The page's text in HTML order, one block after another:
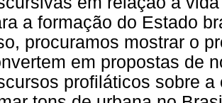
a formação do Estado
procuramos mostrar o
em propostas de
profiláticos sobre